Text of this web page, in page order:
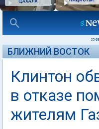
ЦАХАЛА
25
БЛИЖНИЙ ВОСТОК
Клинтон
в отказе
жителям